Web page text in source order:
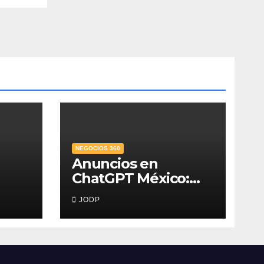
NEGOCIOS 360
Anuncios en
ChatGPT México:
¿quién los verá y
qué pasará con las
conversaciones?
JODP